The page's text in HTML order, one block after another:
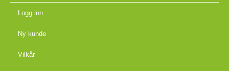
Logg inn
Ny kunde
Vilkår